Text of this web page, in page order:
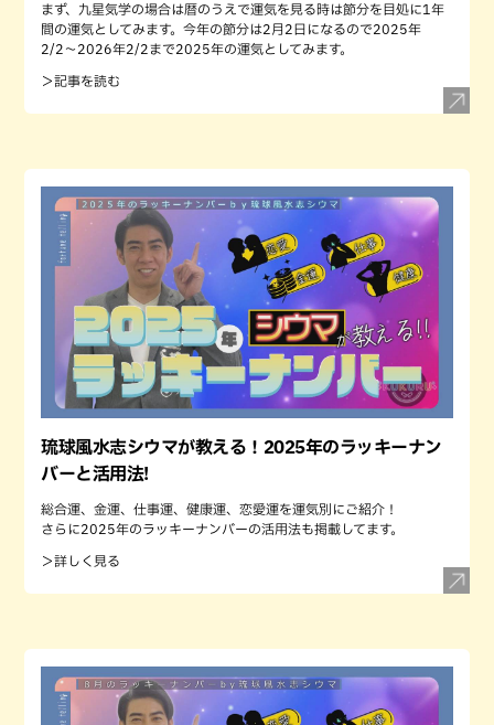
まず、九星気学の場合は暦のうえで運気を見る時は節分を目処に1年
間の運気としてみます。今年の節分は2月2日になるので2025年
2/2〜2026年2/2まで2025年の運気としてみます。
＞記事を読む
琉球風水志シウマが教える！2025年のラッキーナン
バーと活用法!
総合運、金運、仕事運、健康運、恋愛運を運気別にご紹介！
さらに2025年のラッキーナンバーの活用法も掲載してます。
＞詳しく見る